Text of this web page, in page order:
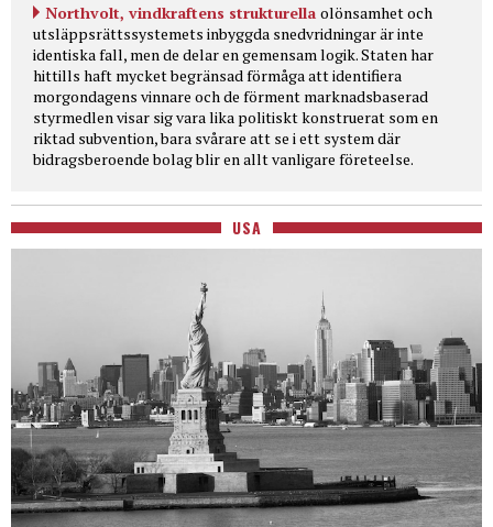
Northvolt, vindkraftens strukturella olönsamhet och
utsläppsrättssystemets inbyggda snedvridningar är inte
identiska fall, men de delar en gemensam logik. Staten har
hittills haft mycket begränsad förmåga att identifiera
morgondagens vinnare och de förment marknadsbaserad
styrmedlen visar sig vara lika politiskt konstruerat som en
riktad subvention, bara svårare att se i ett system där
bidragsberoende bolag blir en allt vanligare företeelse.
USA